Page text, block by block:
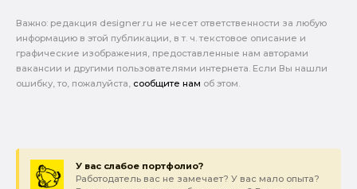
Важно: pедакция designer.ru не несет ответственности за любую
информацию в этой публикации, в т. ч. текстовое описание и
графические изображения, предоставленные нам авторами
вакансии и другими пользователями интернета. Если Вы нашли
ошибку, то, пожалуйста, сообщите нам об этом.
У вас слабое портфолио?
Работодатель вас не замечает? У вас мало опыта?